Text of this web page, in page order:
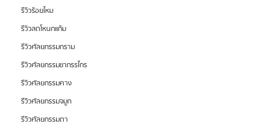
รีวิวร้อยไหม
รีวิวลดโหนกแก้ม
รีวิวศัลยกรรมกราม
รีวิวศัลยกรรมขากรรไกร
รีวิวศัลยกรรมคาง
รีวิวศัลยกรรมจมูก
รีวิวศัลยกรรมตา